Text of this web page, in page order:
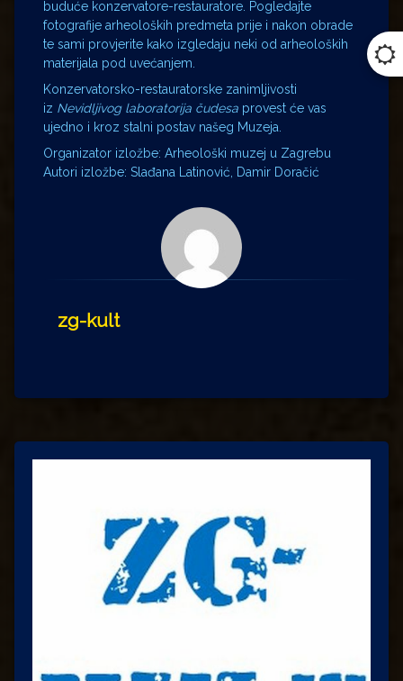
buduće konzervatore-restauratore. Pogledajte
fotografije arheoloških predmeta prije i nakon obrade
te sami provjerite kako izgledaju neki od arheoloških
materijala pod uvećanjem.
Konzervatorsko-restauratorske zanimljivosti
iz Nevidljivog laboratorija čudesa provest će vas
ujedno i kroz stalni postav našeg Muzeja.
Organizator izložbe: Arheološki muzej u Zagrebu
Autori izložbe: Slađana Latinović, Damir Doračić
zg-kult